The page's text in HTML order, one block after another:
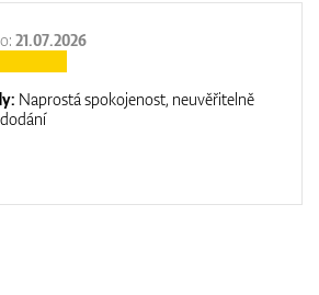
21.07.2026
Naprostá spokojenost, neuvěřitelně